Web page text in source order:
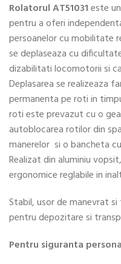
Rolatorul AT51031este
pentru a oferi
persoanelor cu mobilitate
se deplaseaza cu
dizabilitati locomotorii si
Deplasarea se realizeaza
permanenta pe roti in
roti este prevazut cu o
autoblocarea rotilor din
manerelor si o bancheta
Realizat din aluminiu
ergonomice reglabile in
Stabil, usor de manevrat
pentru depozitare si
Pentru siguranta